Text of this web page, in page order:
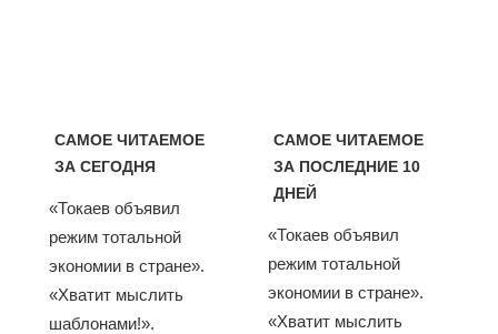
САМОЕ ЧИТАЕМОЕ
ЗА СЕГОДНЯ
«Токаев объявил
режим тотальной
экономии в стране».
«Хватит мыслить
шаблонами!».
САМОЕ ЧИТАЕМОЕ
ЗА ПОСЛЕДНИЕ 10
ДНЕЙ
«Токаев объявил
режим тотальной
экономии в стране».
«Хватит мыслить